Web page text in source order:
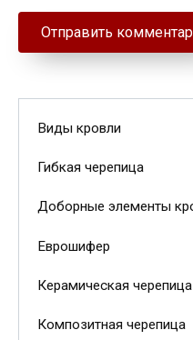
Виды кровли
Гибкая черепица
Доборные элементы
Еврошифер
Керамическая черепица
Композитная черепица